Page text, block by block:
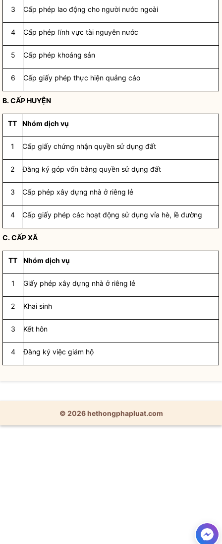
3 Cấp phép lao động cho người nước ngoài
4 Cấp phép lĩnh vực tài nguyên nước
5 Cấp phép khoáng sản
6 Cấp giấy phép thực hiện quảng cáo
B. CẤP HUYỆN
TT Nhóm dịch vụ
1 Cấp giấy chứng nhậnquyền sử dụng đất
2 Đăng ký góp vốn bằngquyền sử dụng đất
3 Cấp phép xây dựng nhà ở riêng lẻ
4 Cấp giấy phép các hoạt động sử dụng vỉa hè, lề đường
C. CẤP XÃ
TT Nhóm dịch vụ
1 Giấy phép xây dựng nhà ở riêng lẻ
2 Khai sinh
3 Kết hôn
4 Đăng ký việc giám hộ
© 2026 hethongphapluat.com